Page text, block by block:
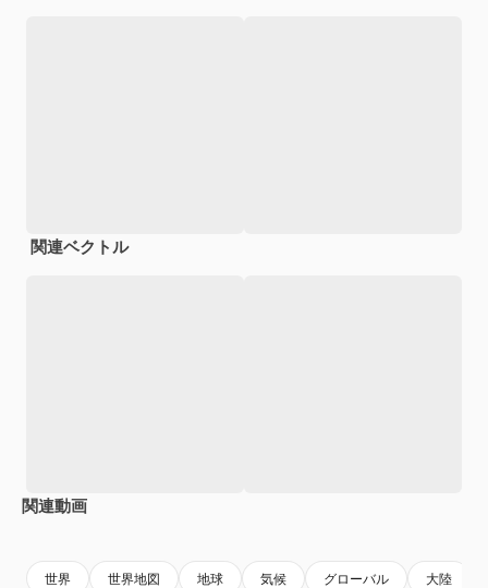
関連ベクトル
関連動画
世界 世界地図 地球 気候 グローバル 大陸